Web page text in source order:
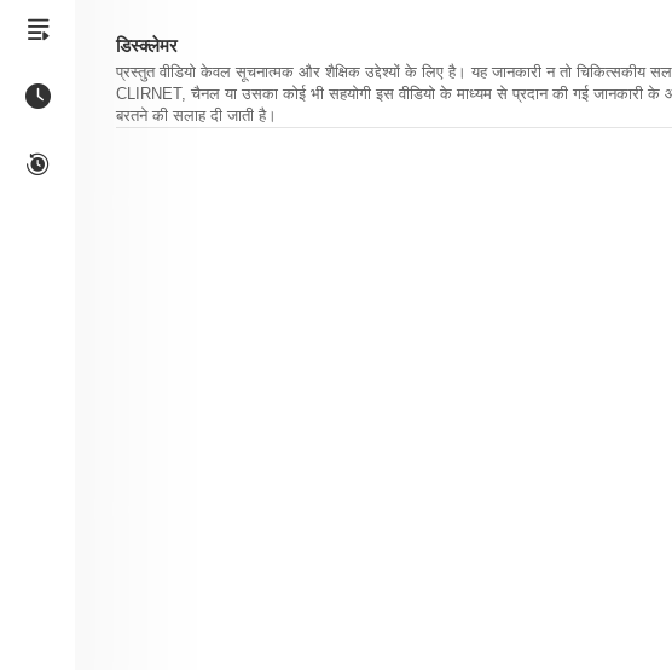
डिस्क्लेमर
प्रस्तुत वीडियो केवल सूचनात्मक और शैक्षिक उद्देश्यों के लिए है। यह जानकारी न तो चिकित्सकीय
CLIRNET, चैनल या उसका कोई भी सहयोगी इस वीडियो के माध्यम से प्रदान की गई जानकारी के
बरतने की सलाह दी जाती है।